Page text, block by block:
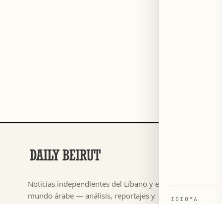
Noticias independientes del Líbano y el
mundo árabe — análisis, reportajes y
٢٠٢٦
→ Noticias
IDIOMA